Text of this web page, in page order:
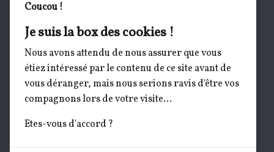
Informations
Le Marché de la Mer- Poissonnerie
Le marché de la mer -Poissonnerie
2 Av. du Château
34880 Lavérune
Tél :06.34.09.85.23
Coucou !
Je suis la box des cookies !
Nous avons attendu de nous assurer que vous
étiez intéressé par le contenu de ce site avant de
vous déranger, mais nous serions ravis d'être vos
compagnons lors de votre visite...
Etes-vous d'accord ?